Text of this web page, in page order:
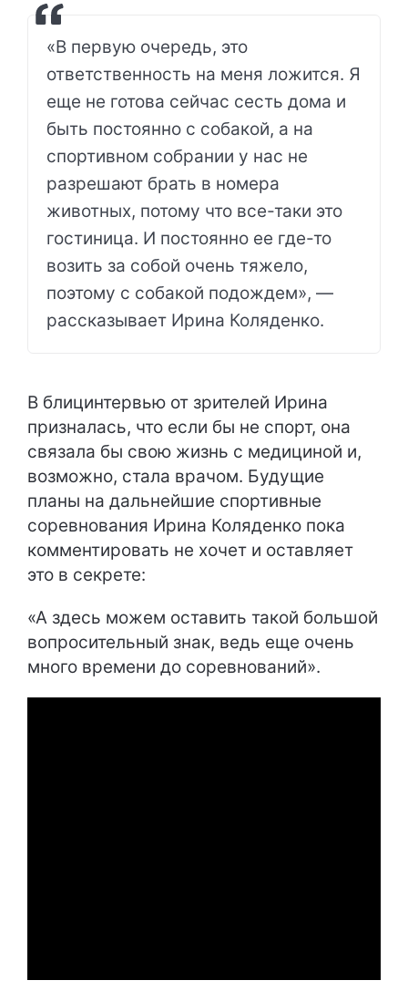
«В первую очередь, это
ответственность на меня ложится. Я
еще не готова сейчас сесть дома и
быть постоянно с собакой, а на
спортивном собрании у нас не
разрешают брать в номера
животных, потому что все-таки это
гостиница. И постоянно ее где-то
возить за собой очень тяжело,
поэтому с собакой подождем», —
рассказывает Ирина Коляденко.
В блицинтервью от зрителей Ирина
призналась, что если бы не спорт, она
связала бы свою жизнь с медициной и,
возможно, стала врачом. Будущие
планы на дальнейшие спортивные
соревнования Ирина Коляденко пока
комментировать не хочет и оставляет
это в секрете:
«А здесь можем оставить такой большой
вопросительный знак, ведь еще очень
много времени до соревнований».